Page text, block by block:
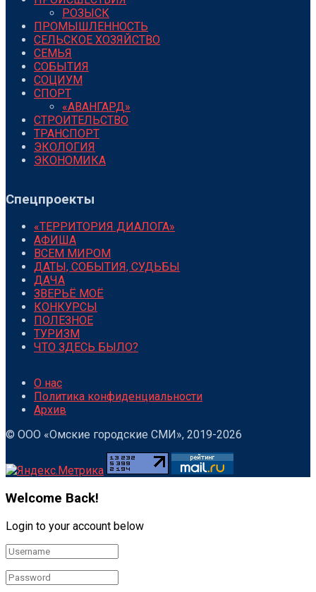
РОЗЫСК
ПРОМЫШЛЕННОСТЬ
СЕЛЬСКОЕ ХОЗЯЙСТВО
СЕМЬЯ
СОБЫТИЯ
СОЦИУМ
СПОРТ
«АВАНГАРД»
СТРОИТЕЛЬСТВО
ТРАНСПОРТ
ЭКОЛОГИЯ
ЭКОНОМИКА
Спецпроекты
«ТЕРРИТОРИЯ ДИАЛОГА»
АФИША
ВСЕМ МИРОМ
ДАТЫ, СОБЫТИЯ, СУДЬБЫ
ДАЧА
ЗВЕРЬЁ МОЁ
КОНКУРСЫ
ПОЛЕЗНОЕ
ТУРИЗМ
ЧТО ЗДЕСЬ БЫЛО?
О нас
Политика конфиденциальности
Архив
© ООО «Омские городские СМИ», 2019-2026
Welcome Back!
Login to your account below